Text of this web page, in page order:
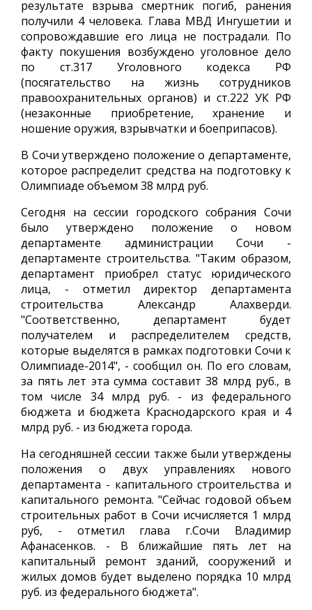
результате взрыва смертник погиб, ранения
получили 4 человека. Глава МВД Ингушетии и
сопровождавшие его лица не пострадали. По
факту покушения возбуждено уголовное дело
по ст.317 Уголовного кодекса РФ
(посягательство на жизнь сотрудников
правоохранительных органов) и ст.222 УК РФ
(незаконные приобретение, хранение и
ношение оружия, взрывчатки и боеприпасов).
В Сочи утверждено положение о департаменте,
которое распределит средства на подготовку к
Олимпиаде объемом 38 млрд руб.
Сегодня на сессии городского собрания Сочи
было утверждено положение о новом
департаменте администрации Сочи -
департаменте строительства. "Таким образом,
департамент приобрел статус юридического
лица, - отметил директор департамента
строительства Александр Алахверди.
"Соответственно, департамент будет
получателем и распределителем средств,
которые выделятся в рамках подготовки Сочи к
Олимпиаде-2014", - сообщил он. По его словам,
за пять лет эта сумма составит 38 млрд руб., в
том числе 34 млрд руб. - из федерального
бюджета и бюджета Краснодарского края и 4
млрд руб. - из бюджета города.
На сегодняшней сессии также были утверждены
положения о двух управлениях нового
департамента - капитального строительства и
капитального ремонта. "Сейчас годовой объем
строительных работ в Сочи исчисляется 1 млрд
руб, - отметил глава г.Сочи Владимир
Афанасенков. - В ближайшие пять лет на
капитальный ремонт зданий, сооружений и
жилых домов будет выделено порядка 10 млрд
руб. из федерального бюджета".